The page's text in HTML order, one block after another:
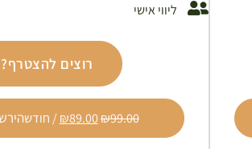
ליווי אישי
רוצים להצטרף?
₪99.00
₪89.00 / חודש